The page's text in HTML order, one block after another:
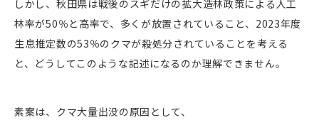
しかし、秋田県は戦後のスギだけの拡大造林政策による人工
林率が50％と高率で、多くが放置されていること、2023年度
生息推定数の53％のクマが殺処分されていることを考える
と、どうしてこのような記述になるのか理解できません。
素案は、クマ大量出没の原因として、